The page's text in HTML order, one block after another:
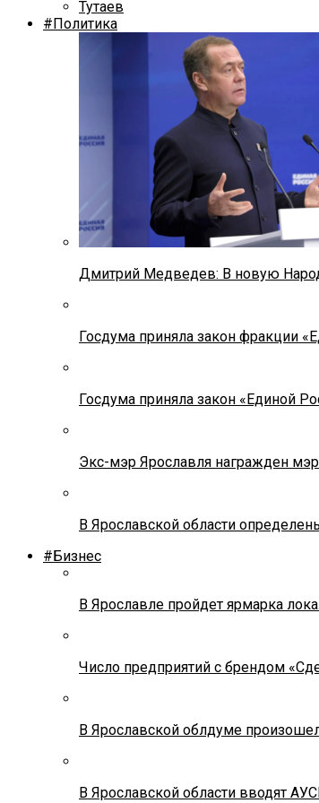
Тутаев
#Политика
Дмитрий Медведев: В новую
Госдума приняла закон фракции
Госдума приняла закон «Единой
Экс-мэр Ярославля награжден
В Ярославской области
#Бизнес
В Ярославле пройдет ярмарка
Число предприятий с брендом
В Ярославской облдуме
В Ярославской области вводят